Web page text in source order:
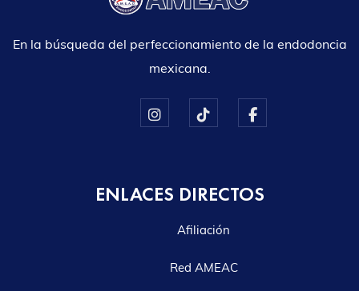
En la búsqueda del perfeccionamiento de la endodoncia
mexicana.
ENLACES DIRECTOS
Afiliación
Red AMEAC